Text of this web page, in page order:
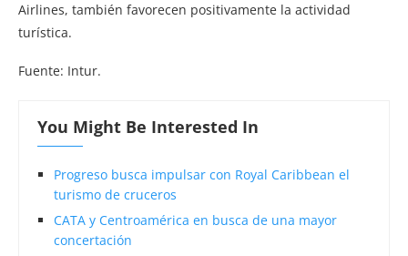
Airlines, también favorecen positivamente la actividad
turística.
Fuente: Intur.
You Might Be Interested In
Progreso busca impulsar con Royal Caribbean el
turismo de cruceros
CATA y Centroamérica en busca de una mayor
concertación